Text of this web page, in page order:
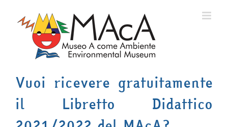
contenuto
Vuoi ricevere gratuitamente
il Libretto Didattico